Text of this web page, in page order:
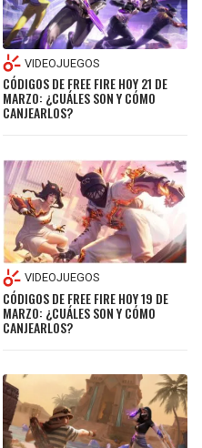
VIDEOJUEGOS
CÓDIGOS DE FREE FIRE HOY 21 DE
MARZO: ¿CUÁLES SON Y CÓMO
CANJEARLOS?
VIDEOJUEGOS
CÓDIGOS DE FREE FIRE HOY 19 DE
MARZO: ¿CUÁLES SON Y CÓMO
CANJEARLOS?